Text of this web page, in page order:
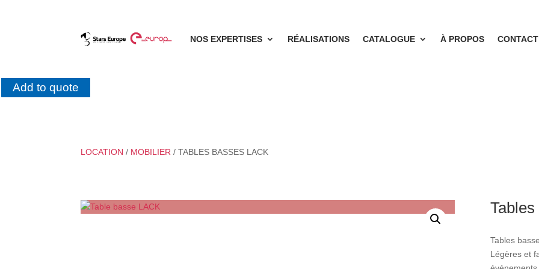
NOS EXPERTISES RÉALISATIONS CATALOGUE À PROPOS CONTACT
Add to quote
LOCATION / MOBILIER / TABLES BASSES LACK
Tables
Légères et